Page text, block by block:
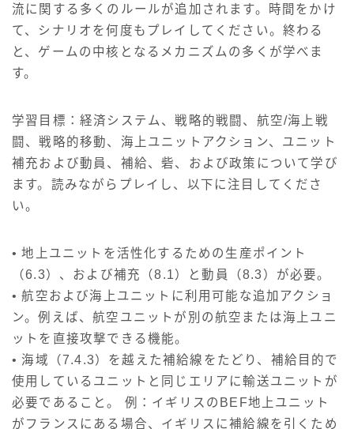
流に関する多くのルールが追加されます。時間をかけ
て、シナリオを何度もプレイしてください。終わる
と、ゲームの中核となるメカニズムの多くが学べま
す。
学習目標：経済システム、戦略的戦闘、航空/海上戦
闘、戦略的移動、海上ユニットアクション、ユニット
補充および動員、補給、砦、および政策について学び
ます。読みながらプレイし、以下に注目してくださ
い。
• 地上ユニットを活性化するための生産ポイント
（6.3）、および補充（8.1）と動員（8.3）が必要。
• 航空および海上ユニットに利用可能な追加アクショ
ン。例えば、航空ユニットが別の航空または海上ユニ
ットを直接攻撃できる機能。
• 海域（7.4.3）を越えた補給線をたどり、補給目的で
使用しているユニットと同じエリアに輸送ユニットが
必要であること。 例：イギリスのBEF地上ユニット
がフランスにある場合、イギリスに補給線を引くため